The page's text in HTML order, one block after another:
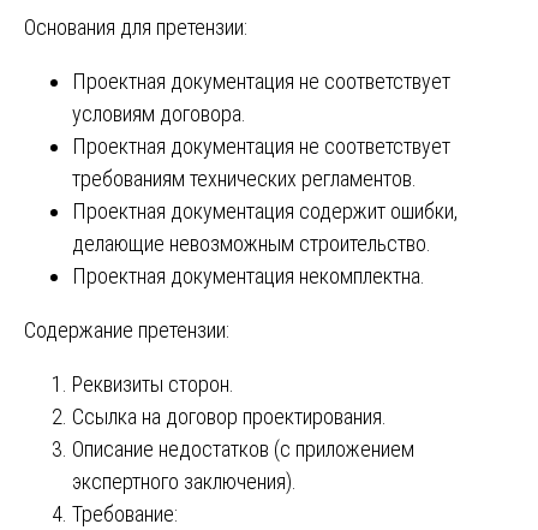
Основания для претензии:
Проектная документация не соответствует
условиям договора.
Проектная документация не соответствует
требованиям технических регламентов.
Проектная документация содержит ошибки,
делающие невозможным строительство.
Проектная документация некомплектна.
Содержание претензии:
Реквизиты сторон.
Ссылка на договор проектирования.
Описание недостатков (с приложением
экспертного заключения).
Требование: